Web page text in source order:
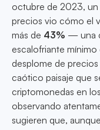
octubre de 2023, un
precios vio cómo el
más de 43% — una
escalofriante
desplome de
caótico paisaje que
criptomonedas en
observando
sugieren que,